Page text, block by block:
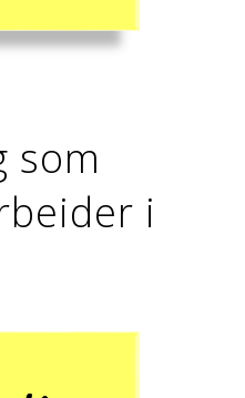
som
i